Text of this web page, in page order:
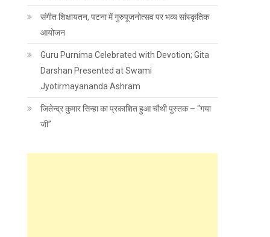
संगीत शिक्षायतन, पटना में गुरुपूजनोत्सव पर भव्य सांस्कृतिक
आयोजन
Guru Purnima Celebrated with Devotion; Gita
Darshan Presented at Swami
Jyotirmayananda Ashram
जितेन्द्र कुमार सिन्हा का प्रकाशित हुआ चौथी पुस्तक – “गया
जी”